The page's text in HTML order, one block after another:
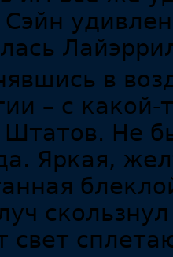
в
– с
Не
Яркая,
свет